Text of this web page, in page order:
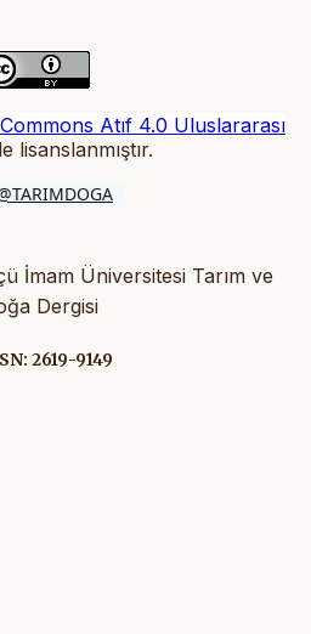
Atıf 4.0 Uluslararası
lisanslanmıştır.
İmam Üniversitesi Tarım ve
Dergisi
2619-9149